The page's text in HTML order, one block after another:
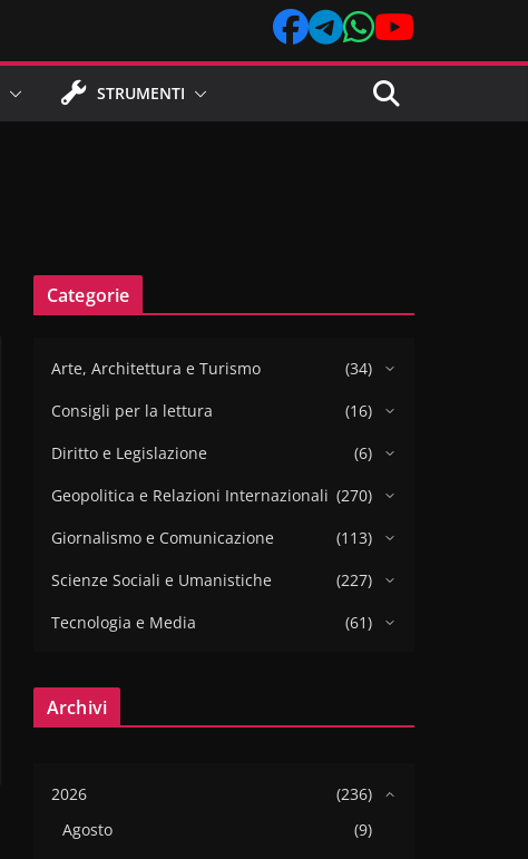
STRUMENTI
Categorie
Arte, Architettura e Turismo
(34)
Consigli per la lettura
(16)
Diritto e Legislazione
(6)
Geopolitica e Relazioni Internazionali (270)
Giornalismo e Comunicazione
(113)
Scienze Sociali e Umanistiche
(227)
Tecnologia e Media
(61)
Archivi
2026
(236)
Agosto
(9)